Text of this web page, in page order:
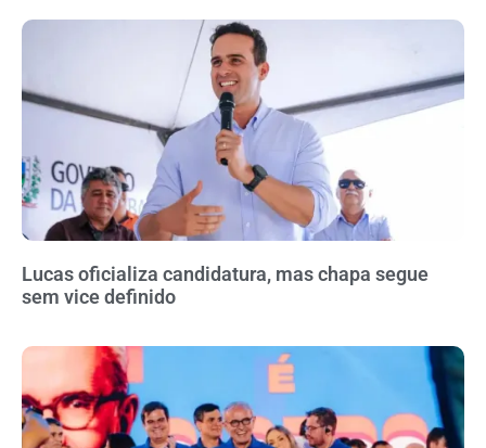
Lucas oficializa candidatura, mas chapa segue
sem vice definido